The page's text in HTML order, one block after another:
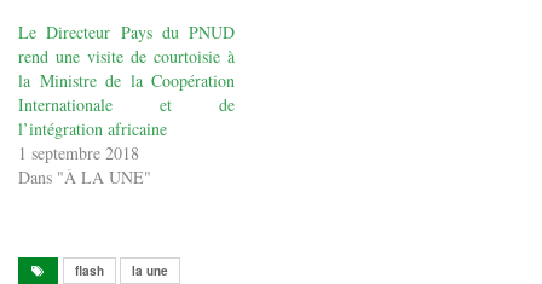
Le Directeur Pays du PNUD
rend une visite de courtoisie à
la Ministre de la Coopération
Internationale et de
l’intégration africaine
1 septembre 2018
Dans "À LA UNE"
flash la une